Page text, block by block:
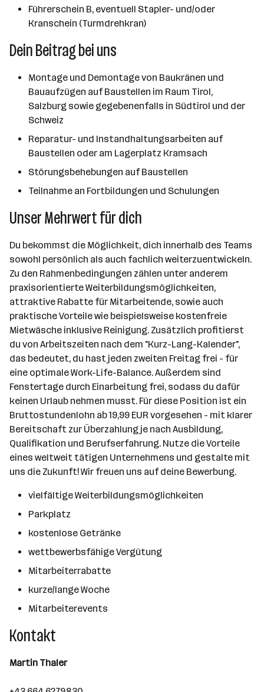
Führerschein B, eventuell Stapler- und/oder
Kranschein (Turmdrehkran)
Dein Beitrag bei uns
Montage und Demontage von Baukränen und
Bauaufzügen auf Baustellen im Raum Tirol,
Salzburg sowie gegebenenfalls in Südtirol und der
Schweiz
Reparatur- und Instandhaltungsarbeiten auf
Baustellen oder am Lagerplatz Kramsach
Störungsbehebungen auf Baustellen
Teilnahme an Fortbildungen und Schulungen
Unser Mehrwert für dich
Du bekommst die Möglichkeit, dich innerhalb des Teams
sowohl persönlich als auch fachlich weiterzuentwickeln.
Zu den Rahmenbedingungen zählen unter anderem
praxisorientierte Weiterbildungsmöglichkeiten,
attraktive Rabatte für Mitarbeitende, sowie auch
praktische Vorteile wie beispielsweise kostenfreie
Mietwäsche inklusive Reinigung. Zusätzlich profitierst
du von Arbeitszeiten nach dem "Kurz-Lang-Kalender",
das bedeutet, du hast jeden zweiten Freitag frei - für
eine optimale Work-Life-Balance. Außerdem sind
Fenstertage durch Einarbeitung frei, sodass du dafür
keinen Urlaub nehmen musst. Für diese Position ist ein
Bruttostundenlohn ab 19,99 EUR vorgesehen - mit klarer
Bereitschaft zur Überzahlung je nach Ausbildung,
Qualifikation und Berufserfahrung. Nutze die Vorteile
eines weltweit tätigen Unternehmens und gestalte mit
uns die Zukunft! Wir freuen uns auf deine Bewerbung.
vielfältige Weiterbildungsmöglichkeiten
Parkplatz
kostenlose Getränke
wettbewerbsfähige Vergütung
Mitarbeiterrabatte
kurze/lange Woche
Mitarbeiterevents
Kontakt
Martin Thaler